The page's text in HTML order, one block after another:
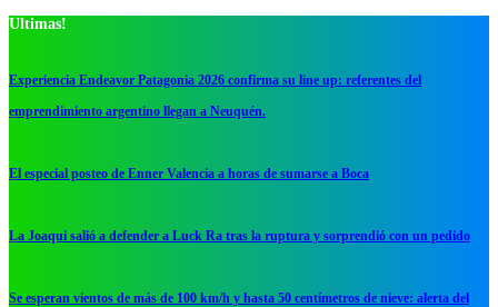
Ultimas!
Experiencia Endeavor Patagonia 2026 confirma su line up: referentes del
emprendimiento argentino llegan a Neuquén.
El especial posteo de Enner Valencia a horas de sumarse a Boca
La Joaqui salió a defender a Luck Ra tras la ruptura y sorprendió con un pedido
Se esperan vientos de más de 100 km/h y hasta 50 centímetros de nieve: alerta del